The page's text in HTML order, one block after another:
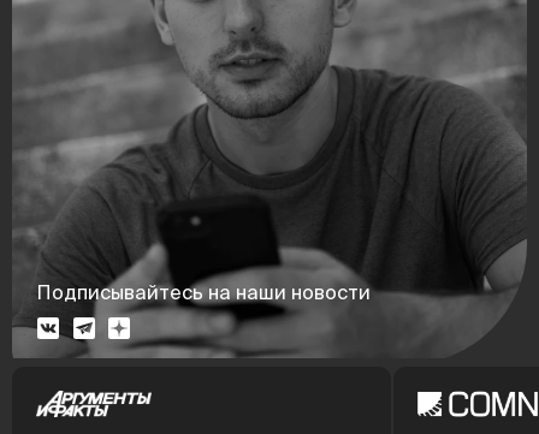
Подписывайтесь на наши новости